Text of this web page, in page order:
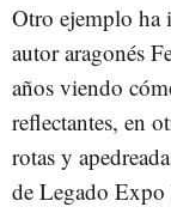
Otro ejemplo ha
autor aragonés
años viendo
reflectantes, en
rotas y
de Legado